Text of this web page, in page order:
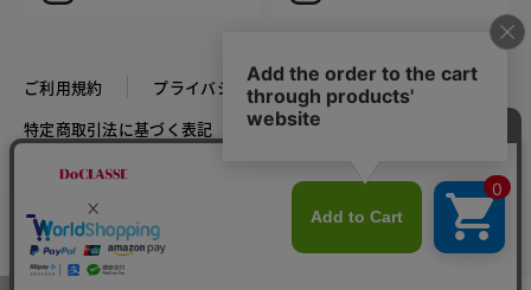
カラー・サイズを選択する
ご利用規約
プライバシーポリシー
特定商取引法に基づく表記
推奨環境
COPYRIGHT © DoCLASSE ALL RIGHTS RESERVED.